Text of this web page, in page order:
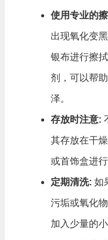
使用专业的
出现氧化变
银布进行擦
剂，可以帮
泽。
存放时注意:
其存放在干
或首饰盒进
定期清洗: 如
污垢或氧化
加入少量的